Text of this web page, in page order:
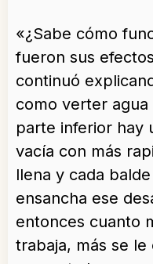
«¿Sabe cómo
fueron sus
continuó
como verter
parte inferior hay
vacía con más
llena y cada
ensancha ese
entonces cuanto
trabaja, más se